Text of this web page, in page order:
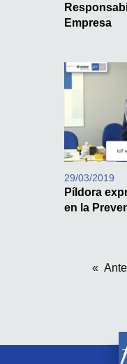
Empresa
29/03/2019
Píldora
en la